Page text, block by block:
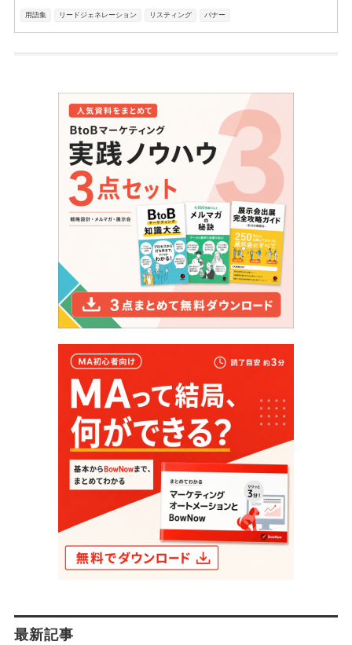
用語集 リードジェネレーション リスティング バナー
最新記事